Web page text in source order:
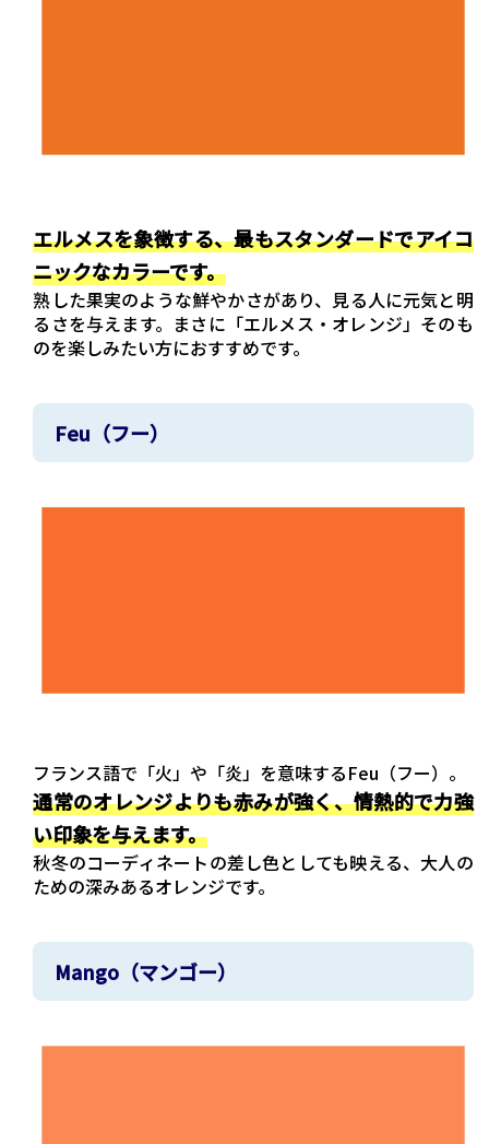
エルメスを象徴する、最もスタンダードでアイコ
ニックなカラーです。
熟した果実のような鮮やかさがあり、見る人に元気と明
るさを与えます。まさに「エルメス・オレンジ」そのも
のを楽しみたい方におすすめです。
Feu（フー）
フランス語で「火」や「炎」を意味するFeu（フー）。
通常のオレンジよりも赤みが強く、情熱的で力強
い印象を与えます。
秋冬のコーディネートの差し色としても映える、大人の
ための深みあるオレンジです。
Mango（マンゴー）